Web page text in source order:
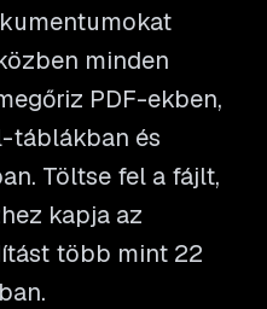
minden
PDF-ekben,
táblákban és
Töltse fel a fájlt,
kapja az
több mint 22